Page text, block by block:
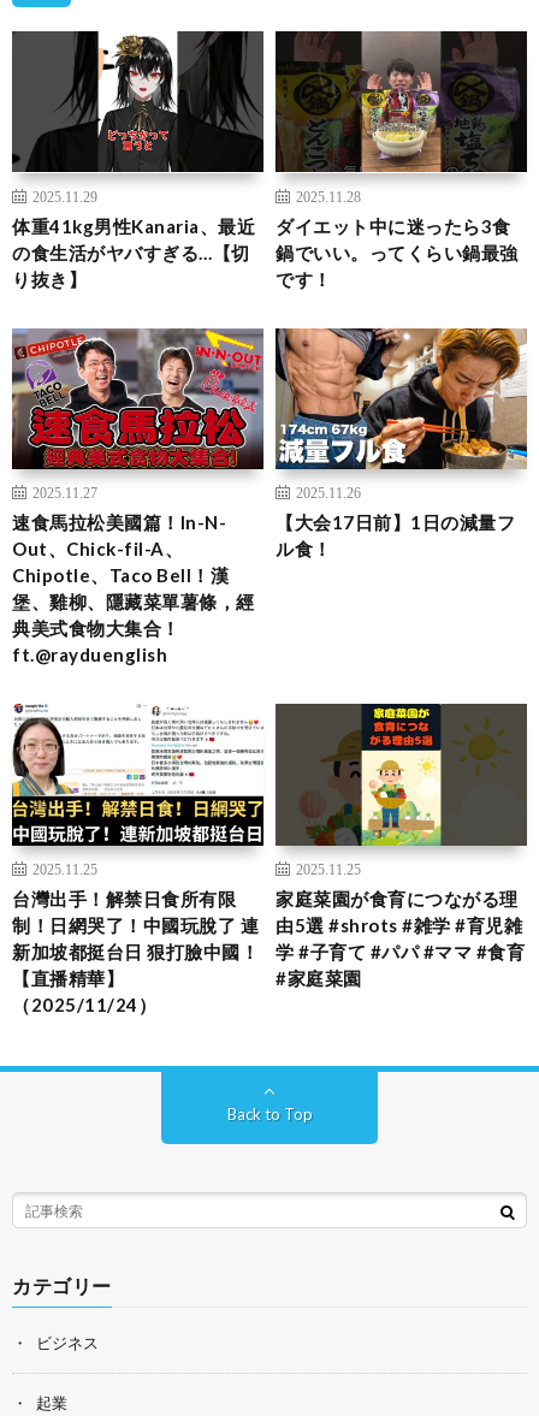
2025.11.29
体重41kg男性Kanaria、最近
の食生活がヤバすぎる…【切
り抜き】
2025.11.28
ダイエット中に迷ったら3食
鍋でいい。ってくらい鍋最強
です！
2025.11.27
速食馬拉松美國篇！In-N-
Out、Chick-fil-A、
Chipotle、Taco Bell！漢
堡、雞柳、隱藏菜單薯條，經
典美式食物大集合！
ft.@rayduenglish
2025.11.26
【大会17日前】1日の減量フ
ル食！
2025.11.25
台灣出手！解禁日食所有限
制！日網哭了！中國玩脫了 連
新加坡都挺台日 狠打臉中國！
【直播精華】
（2025/11/24）
2025.11.25
家庭菜園が食育につながる理
由5選 #shrots #雑学 #育児雑
学 #子育て #パパ #ママ #食育
#家庭菜園
Back to Top
カテゴリー
ビジネス
起業